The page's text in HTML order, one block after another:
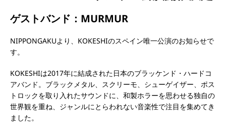
ゲストバンド：MURMUR
NIPPONGAKUより、KOKESHIのスペイン唯一公演のお知らせで
す。
KOKESHIは2017年に結成された日本のブラッケンド・ハードコ
アバンド。ブラックメタル、スクリーモ、シューゲイザー、ポス
トロックを取り入れたサウンドに、和製ホラーを思わせる独自の
世界観を重ね、ジャンルにとらわれない音楽性で注目を集めてき
ました。